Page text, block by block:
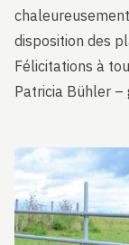
disposition des
Patricia Bühler –